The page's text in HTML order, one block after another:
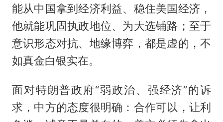
能从中国拿到经济利益、稳住美国经济，
他就能巩固执政地位、为大选铺路；至于
意识形态对抗、地缘博弈，都是虚的，不
如真金白银实在。
面对特朗普政府“弱政治、强经济”的诉
求，中方的态度很明确：合作可以，让利